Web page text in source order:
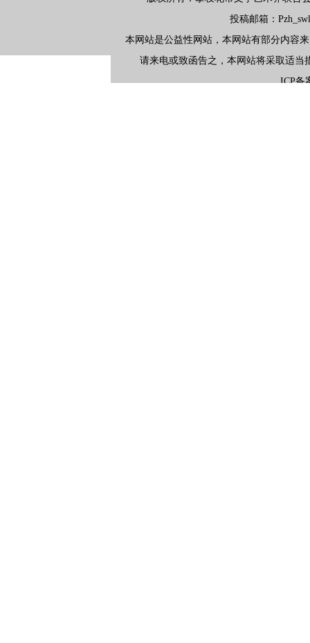
投稿邮箱：
本网站是公益性网站，本网站有部分内容
请来电或致函告之，本网站将采取适当
ICP备